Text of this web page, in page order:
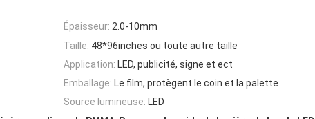
Épaisseur: 2.0-10mm
Taille: 48*96inches ou toute autre taille
Application: LED, publicité, signe et ect
Emballage: Le film, protègent le coin et la palette
Source lumineuse: LED